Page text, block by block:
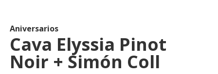
de
la
galería
de
imágenes
Aniversarios
Cava Elyssia Pinot
Noir + Simón Coll